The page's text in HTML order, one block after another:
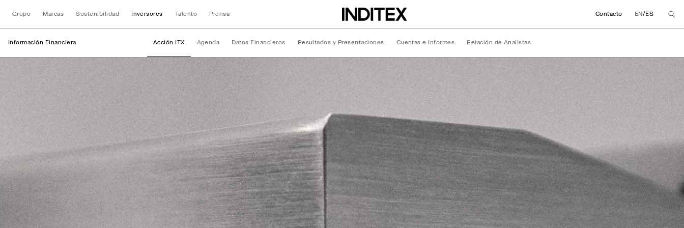
Grupo Marcas Sostenibilidad Inversores Talento Prensa Contacto EN/ES
Información Financiera Acción ITX Agenda Datos Financieros Resultados y Presentaciones Cuentas e Informes Relación de Analistas
Información Financiera